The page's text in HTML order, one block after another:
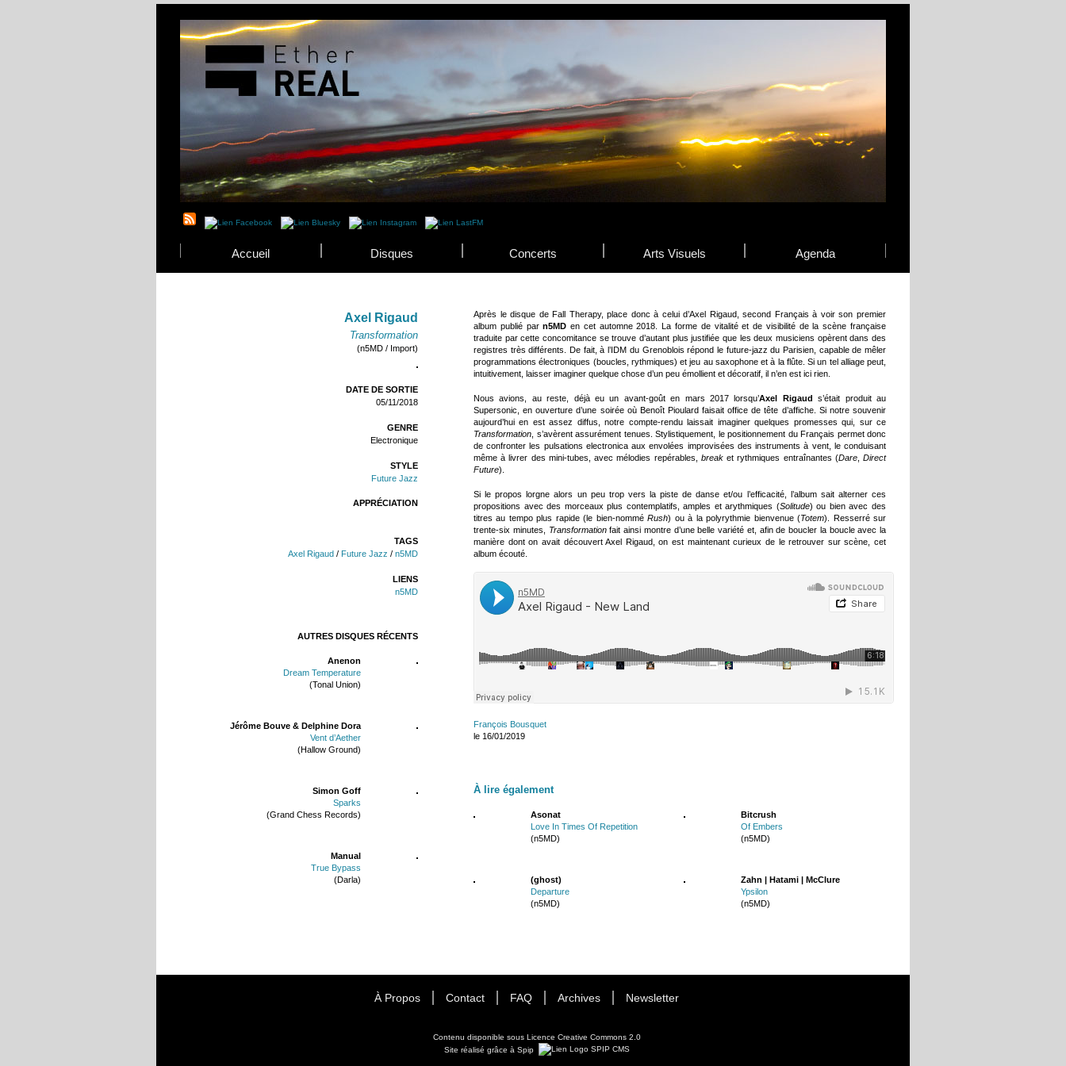
Accueil Disques Concerts Arts Visuels Agenda
Axel Rigaud
Transformation
(n5MD / Import)
DATE DE SORTIE
05/11/2018
GENRE
Electronique
STYLE
Future Jazz
APPRÉCIATION
TAGS
Axel Rigaud / Future Jazz / n5MD
LIENS
n5MD
AUTRES DISQUES RÉCENTS
Anenon
Dream Temperature
(Tonal Union)
Jérôme Bouve & Delphine Dora
Vent d’Aether
(Hallow Ground)
Simon Goff
Sparks
(Grand Chess Records)
Manual
True Bypass
(Darla)
Après le disque de Fall Therapy, place donc à celui d’Axel Rigaud, second Français à voir son premier
album publié parn5MD en cet automne 2018. La forme de vitalité et de visibilité de la scène française
traduite par cette concomitance se trouve d’autant plus justifiée que les deux musiciens opèrent dans des
registres très différents. De fait, à l’IDM du Grenoblois répond le future-jazz du Parisien, capable de mêler
programmations électroniques (boucles, rythmiques) et jeu au saxophone et à la flûte. Si un tel alliage peut,
intuitivement, laisser imaginer quelque chose d’un peu émollient et décoratif, il n’en est ici rien.
Nous avions, au reste, déjà eu un avant-goût en mars 2017 lorsqu’Axel Rigaud s’était produit au
Supersonic, en ouverture d’une soirée où Benoît Pioulard faisait office de tête d’affiche. Si notre souvenir
aujourd’hui en est assez diffus, notre compte-rendu laissait imaginer quelques promesses qui, sur ce
Transformation , s’avèrent assurément tenues. Stylistiquement, le positionnement du Français permet donc
de confronter les pulsations electronica aux envolées improvisées des instruments à vent, le conduisant
même à livrer des mini-tubes, avec mélodies repérables, breaket rythmiques entraînantes (Dare,Direct
Future).
Si le propos lorgne alors un peu trop vers la piste de danse et/ou l’efficacité, l’album sait alterner ces
propositions avec des morceaux plus contemplatifs, amples et arythmiques (Solitude) ou bien avec des
titres au tempo plus rapide (le bien-nomméRush) ou à la polyrythmie bienvenue (Totem). Resserré sur
trente-six minutes,
Transformationfait ainsi montre d’une belle variété et, afin de boucler la boucle avec la
manière dont on avait découvert Axel Rigaud, on est maintenant curieux de le retrouver sur scène, cet
album écouté.
François Bousquet
le 16/01/2019
À lire également
Asonat
Love In Times Of Repetition
(n5MD)
Bitcrush
Of Embers
(n5MD)
(ghost)
Departure
(n5MD)
Zahn | Hatami | McClure
Ypsilon
(n5MD)
À Propos Contact FAQ Archives Newsletter
Contenu disponible sous Licence Creative Commons 2.0
Site réalisé grâce à Spip